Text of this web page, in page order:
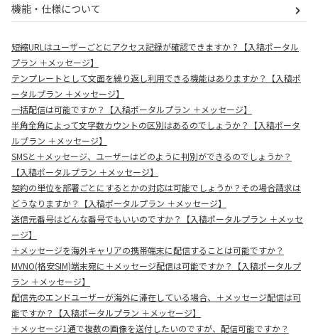
機能・仕様について
短縮URLはユーザーごとにアクセス記録が確認できますか？【入稿ポータル
プラン ＋メッセージ】
テンプレートとして文面を繰り返し利用できる機能はありますか？【入稿ポ
ータルプラン ＋メッセージ】
一括配信は可能ですか？【入稿ポータルプラン ＋メッセージ】
半角全角によって文字数カウントの区別はあるのでしょうか？【入稿ポータ
ルプラン ＋メッセージ】
SMSと＋メッセージ、ユーザーはどのように判別ができるのでしょうか？
【入稿ポータルプラン ＋メッセージ】
契約の単位を部署ごとにするとかの対応は可能でしょうか？その場合請求は
どうなりますか？【入稿ポータルプラン ＋メッセージ】
送信元番号はどんな番号でもいいのですか？【入稿ポータルプラン ＋メッセ
ージ】
＋メッセージを海外キャリアの携帯端末に配信することは可能ですか？
MVNO(格安SIM)端末宛に＋メッセージ配信は可能ですか？【入稿ポータルプ
ラン ＋メッセージ】
配信先のエンドユーザーが海外に滞在している場合、＋メッセージ配信は可
能ですか？【入稿ポータルプラン ＋メッセージ】
＋メッセージ1通で複数の画像を送付したいのですが、配信可能ですか？